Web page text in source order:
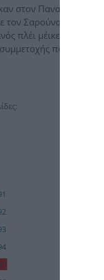
στον Παναθηναϊκό
τον Σαρούνας
πλέι μέικερ δεν
που ήθελε